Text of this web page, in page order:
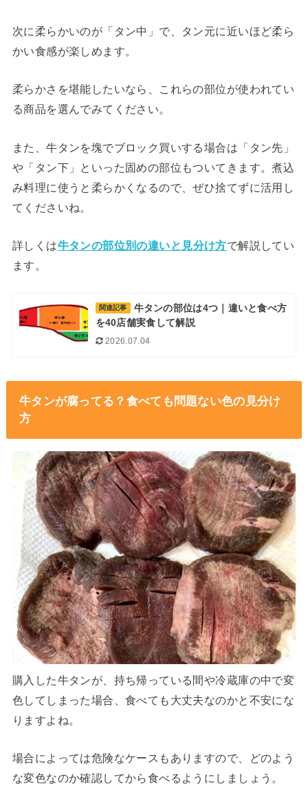
次に柔らかいのが「タン中」で、タン元に近いほど柔ら
かい食感が楽しめます。
柔らかさを堪能したいなら、これらの部位が使われてい
る商品を選んでみてください。
また、牛タンを塊でブロック買いする場合は「タン先」
や「タン下」といった固めの部位もついてきます。煮込
み料理に使うと柔らかくなるので、ぜひ捨てずに活用し
てくださいね。
詳しくは牛タンの部位別の違いと見分け方で解説してい
ます。
関連記事
牛タンの部位は4つ｜違いと食べ方
を40店舗実食して解説
2026.07.04
牛タンが腐ってる？食べても問題ない色の見分け
方
購入した牛タンが、持ち帰っている間や冷蔵庫の中で変
色してしまった場合、食べても大丈夫なのかと不安にな
りますよね。
場合によっては危険なケースもありますので、どのよう
な変色なのか確認してから食べるようにしましょう。